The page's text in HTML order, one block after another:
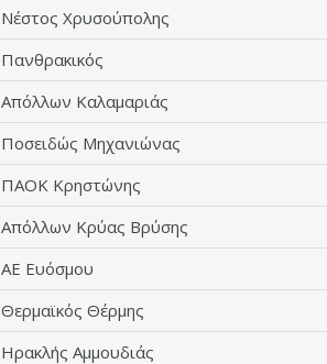
Νέστος Χρυσούπολης
Πανθρακικός
Απόλλων Καλαμαριάς
Ποσειδώς Μηχανιώνας
ΠΑΟΚ Κρηστώνης
Απόλλων Κρύας Βρύσης
ΑΕ Ευόσμου
Θερμαϊκός Θέρμης
Ηρακλής Αμμουδιάς